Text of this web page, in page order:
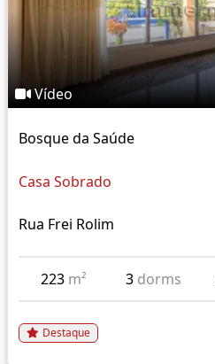
Vídeo
Bosque da Saúde
Casa Sobrado
Rua Frei Rolim
223 m² 3 dorms
Destaque